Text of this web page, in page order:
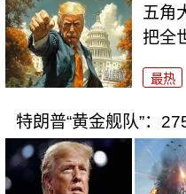
五角
把全
最热
特朗普“黄金舰队”：